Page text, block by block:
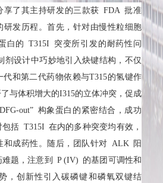
享了其主持研发的三款获 FDA 批准
研发历程。首先，针对由慢性粒细胞
白的 T315I 突变所引发的耐药性问
剂设计中巧妙地引入炔键结构，不仅
和第二代药物依赖与T315的氢键作
与体积增大的I315的立体冲突，促成
out” 构象蛋白的紧密结合，成功
括 T315I 在内的多种突变均有效，
和成药性。随后，团队针对 ALK 阳
题，注意到 P (IV) 的基团可调性和
，创新性引入碳磷键和磷氧双键结